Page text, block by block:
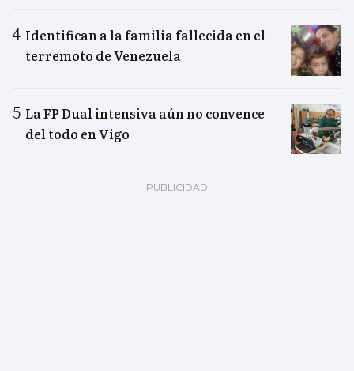
Identifican a la familia fallecida en el
terremoto de Venezuela
La FP Dual intensiva aún no convence
del todo en Vigo